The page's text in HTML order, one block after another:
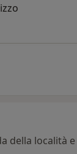
della località e